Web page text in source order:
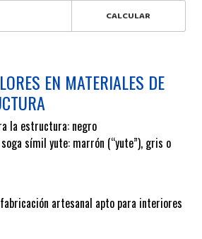
CALCULAR
EN MATERIALES DE
la estructura: negro
símil yute: marrón (“yute”), gris o
artesanal apto para interiores